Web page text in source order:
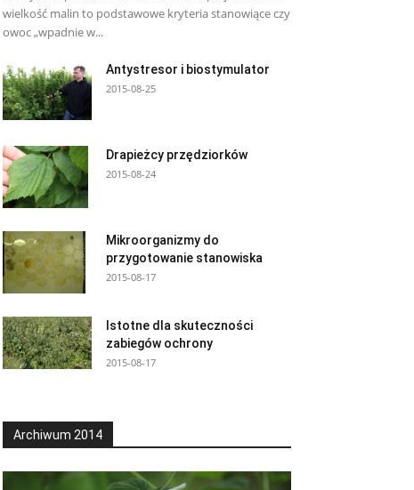
wielkość malin to podstawowe kryteria stanowiące czy
owoc „wpadnie w...
Antystresor i biostymulator
2015-08-25
Drapieżcy przędziorków
2015-08-24
Mikroorganizmy do
przygotowanie stanowiska
2015-08-17
Istotne dla skuteczności
zabiegów ochrony
2015-08-17
Archiwum 2014